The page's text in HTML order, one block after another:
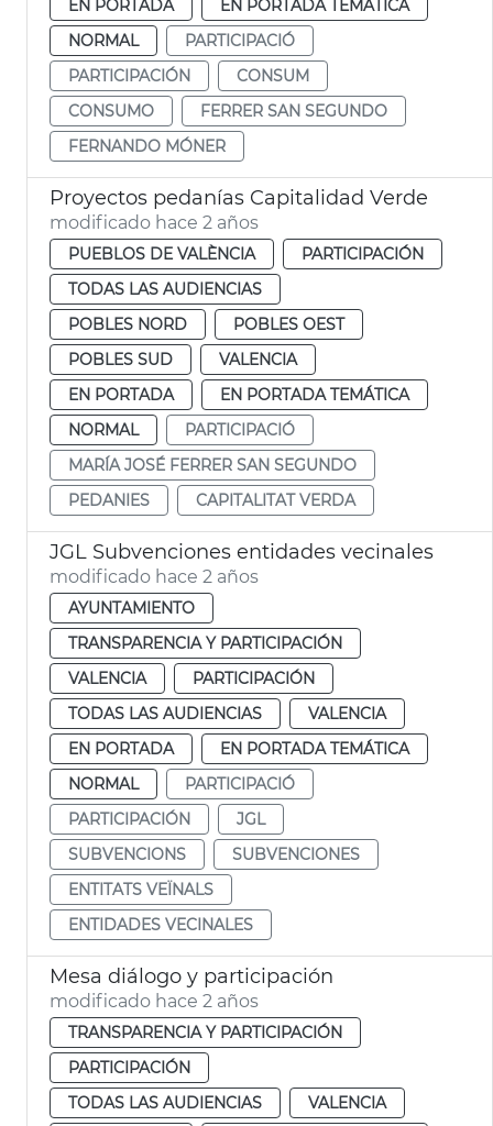
EN PORTADA
EN PORTADA TEMÁTICA
NORMAL
PARTICIPACIÓ
PARTICIPACIÓN
CONSUM
CONSUMO
FERRER SAN SEGUNDO
FERNANDO MÓNER
Proyectos pedanías Capitalidad Verde
modificado hace 2 años
PUEBLOS DE VALÈNCIA
PARTICIPACIÓN
TODAS LAS AUDIENCIAS
POBLES NORD
POBLES OEST
POBLES SUD
VALENCIA
EN PORTADA
EN PORTADA TEMÁTICA
NORMAL
PARTICIPACIÓ
MARÍA JOSÉ FERRER SAN SEGUNDO
PEDANIES
CAPITALITAT VERDA
JGL Subvenciones entidades vecinales
modificado hace 2 años
AYUNTAMIENTO
TRANSPARENCIA Y PARTICIPACIÓN
VALENCIA
PARTICIPACIÓN
TODAS LAS AUDIENCIAS
VALENCIA
EN PORTADA
EN PORTADA TEMÁTICA
NORMAL
PARTICIPACIÓ
PARTICIPACIÓN
JGL
SUBVENCIONS
SUBVENCIONES
ENTITATS VEÏNALS
ENTIDADES VECINALES
Mesa diálogo y participación
modificado hace 2 años
TRANSPARENCIA Y PARTICIPACIÓN
PARTICIPACIÓN
TODAS LAS AUDIENCIAS
VALENCIA